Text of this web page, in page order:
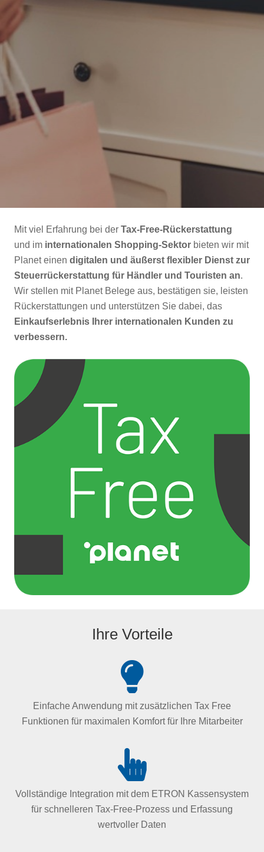
Mit viel Erfahrung bei der Tax-Free-Rückerstattung
und im internationalen Shopping-Sektor bieten wir mit
Planet einen digitalen und äußerst flexibler Dienst zur
Steuerrückerstattung für Händler und Touristen an.
Wir stellen mit Planet Belege aus, bestätigen sie, leisten
Rückerstattungen und unterstützen Sie dabei, das
Einkaufserlebnis Ihrer internationalen Kunden zu
verbessern.
Ihre Vorteile
Einfache Anwendung mit zusätzlichen Tax Free
Funktionen für maximalen Komfort für Ihre Mitarbeiter
Vollständige Integration mit dem ETRON Kassensystem
für schnelleren Tax-Free-Prozess und Erfassung
wertvoller Daten